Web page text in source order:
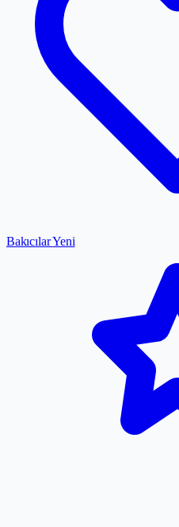
BakıcılarYeni